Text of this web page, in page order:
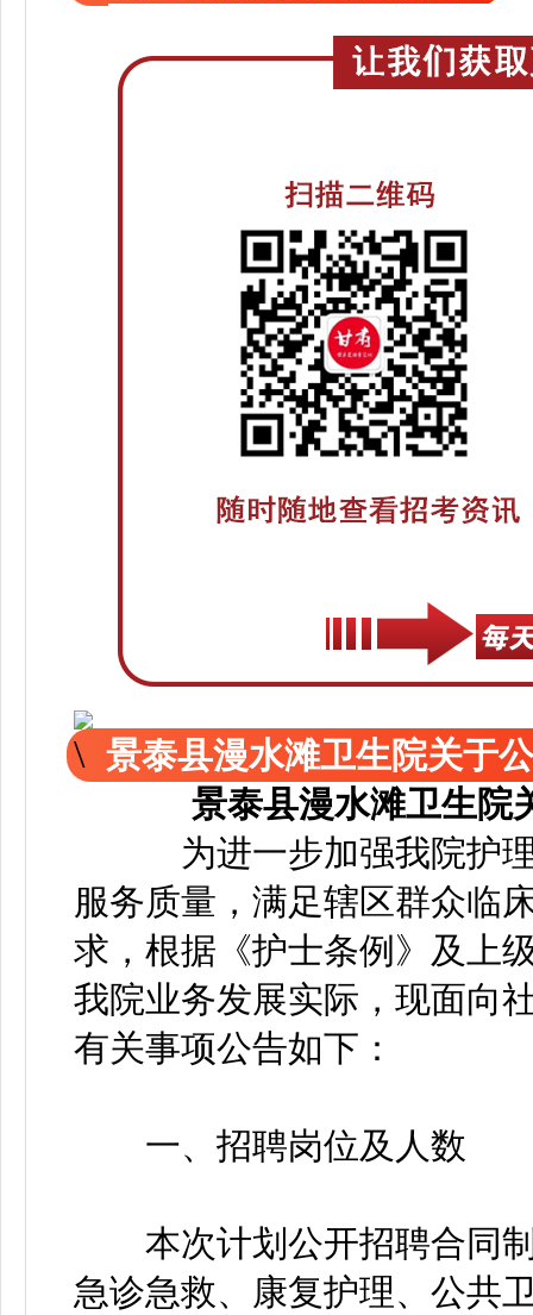
景泰县漫水滩卫生院关于
景泰县漫水滩卫生院
为进一步加强我院护理
服务质量，满足辖区群众临
求，根据《护士条例》及上
我院业务发展实际，现面向
有关事项公告如下：
一、招聘岗位及人数
本次计划公开招聘合同制
急诊急救、康复护理、公共